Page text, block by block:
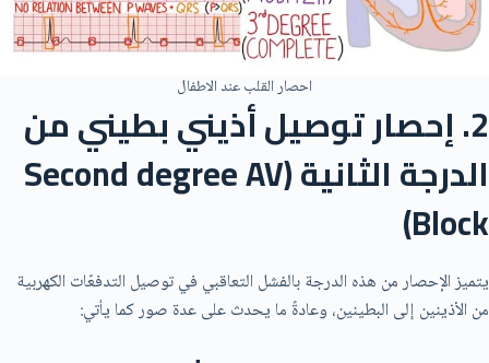
احصار القلب عند الاطفال
2. إحصار توصيل أذيني بطيني من
الدرجة الثانية (Second degree AV
Block)
يتميز الإحصار من هذه الدرجة بالفشل التعاقبي في توصيل التدفعّات الكهربية
من الأذينين إلى البطينين، وعادةً ما يحدث على عدة صور كما يأتي: